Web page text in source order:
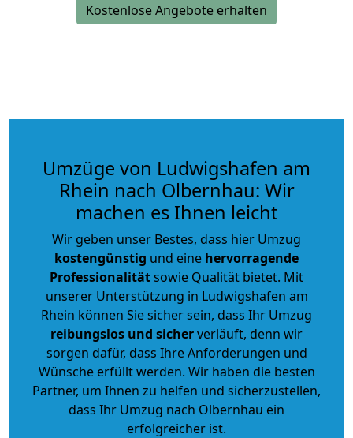
Kostenlose Angebote erhalten
Umzüge von Ludwigshafen am
Rhein nach Olbernhau: Wir
machen es Ihnen leicht
Wir geben unser Bestes, dass hier Umzug
kostengünstig und eine hervorragende
Professionalitätsowie Qualität bietet. Mit
unserer Unterstützung in Ludwigshafen am
Rhein können Sie sicher sein, dass Ihr Umzug
reibungslos und sicherverläuft, denn wir
sorgen dafür, dass Ihre Anforderungen und
Wünsche erfüllt werden. Wir haben die besten
Partner, um Ihnen zu helfen und sicherzustellen,
dass Ihr Umzug nach Olbernhau ein
erfolgreicher ist.